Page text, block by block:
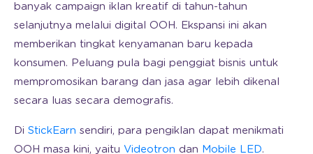
banyak campaign iklan kreatif di tahun-tahun
selanjutnya melalui digital OOH. Ekspansi ini akan
memberikan tingkat kenyamanan baru kepada
konsumen. Peluang pula bagi penggiat bisnis untuk
mempromosikan barang dan jasa agar lebih dikenal
secara luas secara demografis.
Di StickEarn sendiri, para pengiklan dapat menikmati
OOH masa kini, yaitu Videotron dan Mobile LED.